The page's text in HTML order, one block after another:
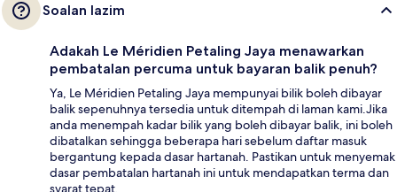
Soalan lazim
Adakah Le Méridien Petaling Jaya menawarkan
pembatalan percuma untuk bayaran balik penuh?
Ya, Le Méridien Petaling Jaya mempunyai bilik boleh dibayar
balik sepenuhnya tersedia untuk ditempah di laman kami.Jika
anda menempah kadar bilik yang boleh dibayar balik, ini boleh
dibatalkan sehingga beberapa hari sebelum daftar masuk
bergantung kepada dasar hartanah. Pastikan untuk menyemak
dasar pembatalan hartanah ini untuk mendapatkan terma dan
syarat tepat.